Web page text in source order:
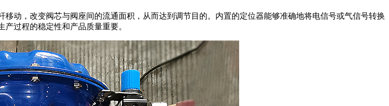
动，改变阀芯与阀座间的流通面积，从而达到调节目的。内置的定位器能够准确地将电信号或气信号转换
过程的稳定性和产品质量重要。